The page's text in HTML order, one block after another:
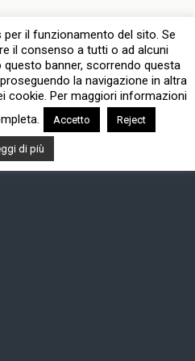
il funzionamento del sito. Se
il consenso a tutti o ad alcuni
questo banner, scorrendo questa
la navigazione in altra
cookie. Per maggiori informazioni
Accetto Reject
di più